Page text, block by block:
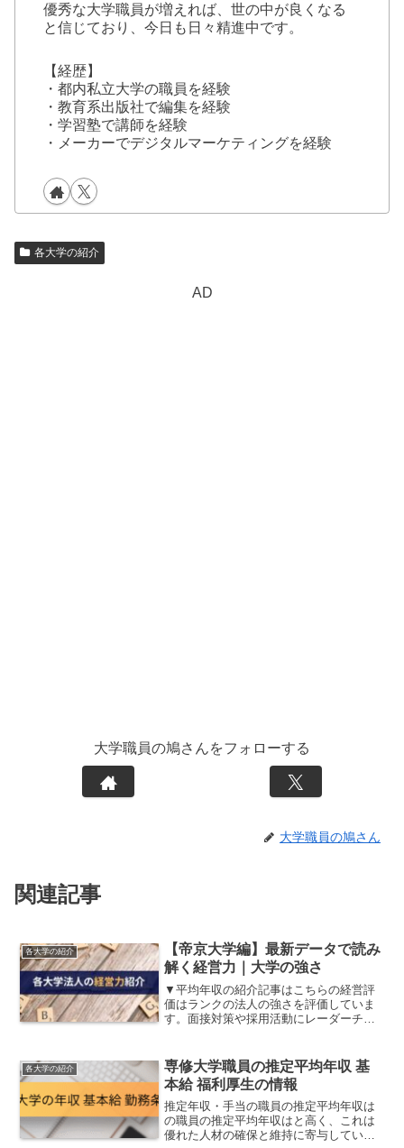
優秀な大学職員が増えれば、世の中が良くなる
と信じており、今日も日々精進中です。
【経歴】
・都内私立大学の職員を経験
・教育系出版社で編集を経験
・学習塾で講師を経験
・メーカーでデジタルマーケティングを経験
各大学の紹介
AD
大学職員の鳩さんをフォローする
大学職員の鳩さん
関連記事
各大学の紹介
【帝京大学編】最新データで読み
解く経営力｜大学の強さ
▼平均年収の紹介記事はこちらの経営評
価はランクの法人の強さを評価していま
す。面接対策や採用活動にレーダーチャ
知名度総合評価※ランクはS～Dで分類鳩
さん各要素の細かいこと...
各大学の紹介
専修大学職員の推定平均年収 基
本給 福利厚生の情報
推定年収・手当の職員の推定平均年収は
の職員の推定平均年収はと高く、これは
優れた人材の確保と維持に寄与していま